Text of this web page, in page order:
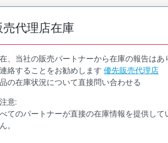
売代理店在庫
、当社の販売パートナーから在庫の報告はあ
絡することをお勧めします 優先販売代理店
の在庫状況について直接問い合わせる
意:
てのパートナーが直接の在庫情報を提供して
。